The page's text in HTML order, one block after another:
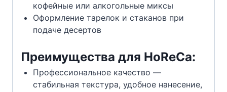
кофейные или алкогольные миксы
Оформление тарелок и стаканов при
подаче десертов
Преимущества для HoReCa:
Профессиональное качество —
стабильная текстура, удобное нанесение,